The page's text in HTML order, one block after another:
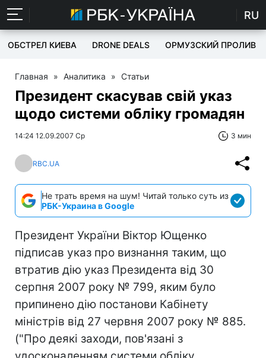
RU
ОБСТРЕЛ КИЕВА DRONE DEALS ОРМУЗСКИЙ ПРОЛИВ
Главная » Аналитика » Статьи
Президент скасував свій указ
щодо системи обліку громадян
14:24 12.09.2007 Ср 3 мин
RBC.UA
Не трать время на шум! Читай только суть из
РБК-Украина в Google
Президент України Віктор Ющенко
підписав указ про визнання таким, що
втратив дію указ Президента від 30
серпня 2007 року № 799, яким було
припинено дію постанови Кабінету
міністрів від 27 червня 2007 року № 885.
("Про деякі заходи, пов'язані з